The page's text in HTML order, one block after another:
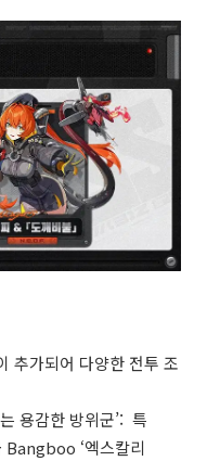
추가되어 다양한 전투 조
용감한 방위군’: 특
Bangboo ‘엑스칼리